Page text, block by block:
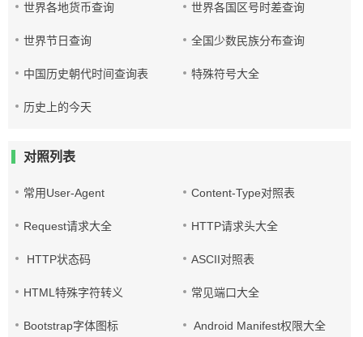
世界各地货币查询 世界各国区号时差查询
世界节日查询 全国少数民族分布查询
中国历史朝代时间查询表 特殊符号大全
历史上的今天
对照列表
常用User-Agent Content-Type对照表
Request请求大全 HTTP请求头大全
HTTP状态码 ASCII对照表
HTML特殊字符转义 常见端口大全
Bootstrap字体图标 Android Manifest权限大全